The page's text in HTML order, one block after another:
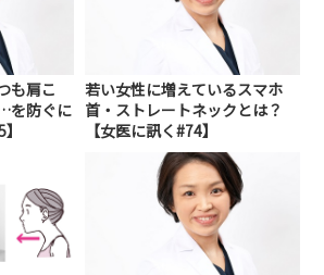
も肩こ
を防ぐに
若い女性に増えているスマホ
首・ストレートネックとは？
【女医に訊く#74】